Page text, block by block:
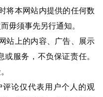
将本网站内提供的任何数
毋须事先另行通知。
站上的内容、广告、展示
服务，不负保证责任。
评论仅代表用户个人的观